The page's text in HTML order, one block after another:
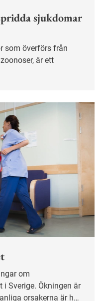
sjukdomar
är ett
Sverige. Ökningen är
orsakerna är hög